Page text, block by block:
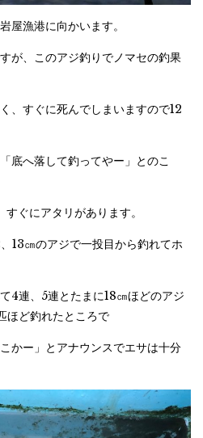
屋漁港に向かいます。
が、このアジ釣りでノマセの釣果
、すぐに死んでしまいますので12
底へ落して釣ってやー」とのこ
ぐにアタリがあります。
13㎝のアジで一投目から釣れてホ
4連、5連とたまに18㎝ほどのアジ
ほど釣れたところで
かー」とアナウンスでエサは十分